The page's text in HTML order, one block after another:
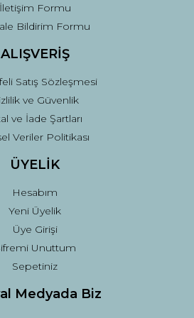
İletişim Formu
Bildirim Formu
ALIŞVERİŞ
Satış Sözleşmesi
ve Güvenlik
ve İade Şartları
Veriler Politikası
ÜYELİK
Hesabım
Yeni Üyelik
Üye Girişi
Unuttum
Sepetiniz
Medyada Biz